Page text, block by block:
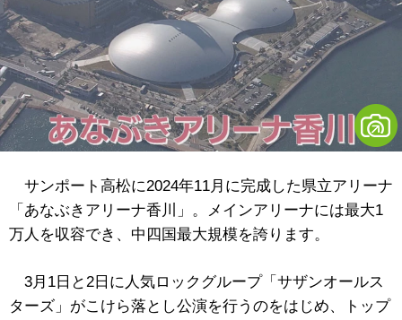
サンポート高松に2024年11月に完成した県立アリーナ
「あなぶきアリーナ香川」。メインアリーナには最大1
万人を収容でき、中四国最大規模を誇ります。
3月1日と2日に人気ロックグループ「サザンオールス
ターズ」がこけら落とし公演を行うのをはじめ、トップ